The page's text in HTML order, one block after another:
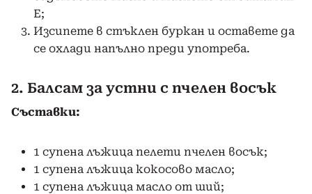
Е;
Изсипете в стъклен буркан и оставете да
се охлади напълно преди употреба.
2. Балсам за устни с пчелен восък
Съставки:
1 супена лъжица пелети пчелен восък;
1 супена лъжица кокосово масло;
1 супена лъжица масло от ший;